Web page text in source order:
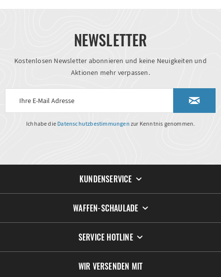
NEWSLETTER
Kostenlosen Newsletter abonnieren und keine Neuigkeiten und
Aktionen mehr verpassen.
Ich habe die Datenschutzbestimmungen zur Kenntnis genommen.
KUNDENSERVICE
WAFFEN-SCHAULADE
SERVICE HOTLINE
WIR VERSENDEN MIT